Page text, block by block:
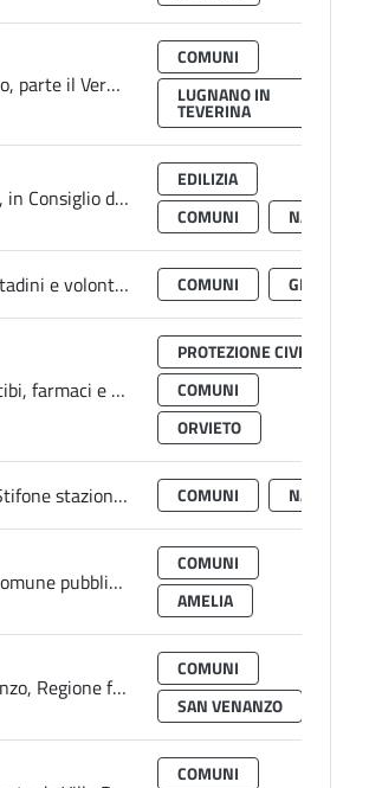
Spettacolo, parte il Verdecoprente Umbria Festival 2022
COMUNI
LUGNANO IN
TEVERINA
Provincia, in Consiglio discussa interrogazione su suicidi e sicurezza Ponte d’Augusto
EDILIZIA
COMUNI
NARNI
Giove, cittadini e volontari “Retake” ripuliscono segnaletica stradale COMUNI GIOVE
Ucraina, cibi, farmaci e attrezzature per campi profughi Górowo Ilaweckie (Polonia): Provincia coordina convoglio protezione civile orvietano
PROTEZIONE CIVILE
COMUNI
ORVIETO
Narni, a Stifone stazione Igv per monitoraggio genesi terremoti COMUNI NARNI
Amelia, Comune pubblica bando per alloggi canone concordato
COMUNI
AMELIA
San Venanzo, Regione finanzia programma miglioramento strade comunali
COMUNI
SAN VENANZO
COMUNI